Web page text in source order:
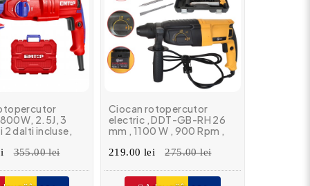
2.5J, 3
2 dalti incluse,
EMTOP
355.00 lei
Ciocan rotopercutor
electric , DDT-GB-RH 26
mm , 1100 W , 900 Rpm ,
incluse
219.00 lei 275.00 lei